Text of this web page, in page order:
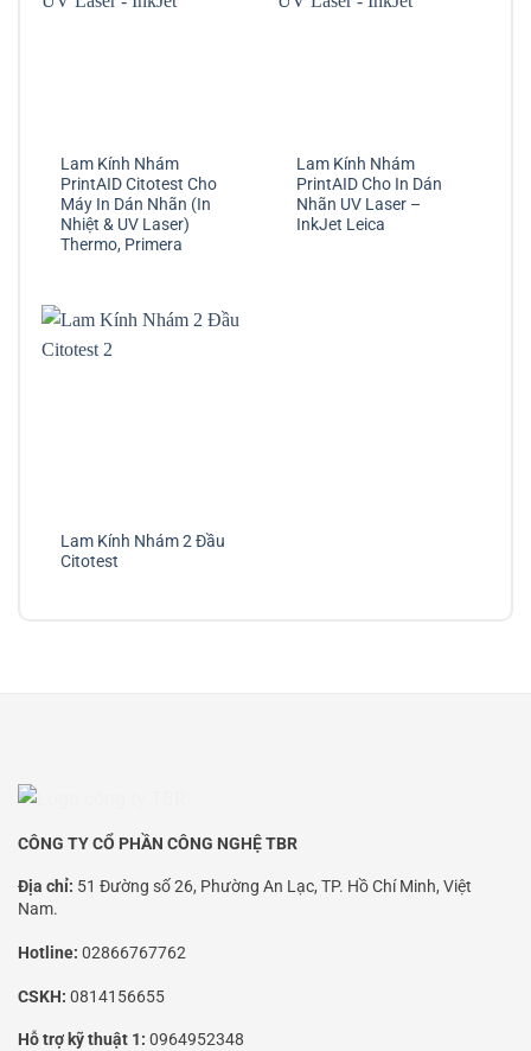
Lam Kính Nhám
PrintAID Citotest Cho
Máy In Dán Nhãn (In
Nhiệt & UV Laser)
Thermo, Primera
Lam Kính Nhám
PrintAID Cho In Dán
Nhãn UV Laser –
InkJet Leica
Lam Kính Nhám 2 Đầu
Citotest
CÔNG TY CỔ PHẦN CÔNG NGHỆ TBR
Địa chỉ: 51 Đường số 26, Phường An Lạc, TP. Hồ Chí Minh, Việt
Nam.
Hotline: 02866767762
CSKH: 0814156655
Hỗ trợ kỹ thuật 1: 0964952348